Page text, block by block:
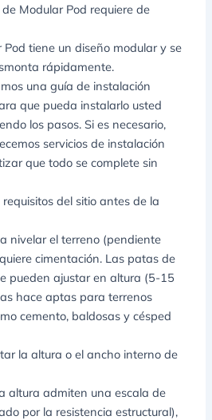
Modular Pod requiere de
Pod tiene un diseño modular y se
rápidamente.
una guía de instalación
que pueda instalarlo usted
los pasos. Si es necesario,
servicios de instalación
que todo se complete sin
requisitos del sitio antes de la
nivelar el terreno (pendiente
cimentación. Las patas de
pueden ajustar en altura (5-15
hace aptas para terrenos
cemento, baldosas y césped
la altura o el ancho interno de
altura admiten una escala de
por la resistencia estructural),